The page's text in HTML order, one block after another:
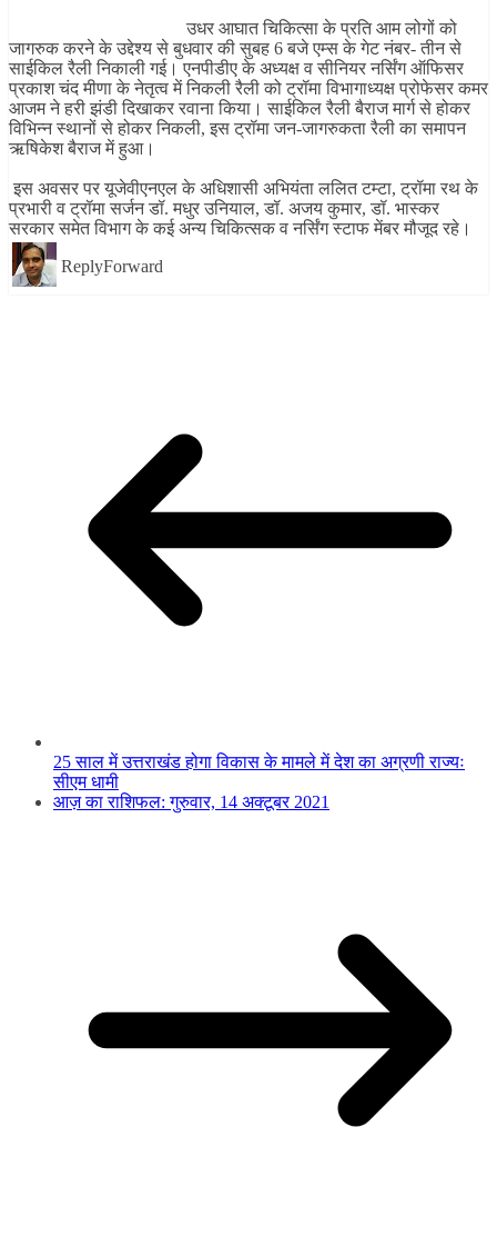
उधर आघात चिकित्सा के प्रति आम लोगों को
जागरुक करने के उद्देश्य से बुधवार की सुबह 6 बजे एम्स के गेट नंबर- तीन से
साईकिल रैली निकाली गई। एनपीडीए के अध्यक्ष व सीनियर नर्सिंग ऑफिसर
प्रकाश चंद मीणा के नेतृत्व में निकली रैली को ट्रॉमा विभागाध्यक्ष प्रोफेसर कमर
आजम ने हरी झंडी दिखाकर रवाना किया। साईकिल रैली बैराज मार्ग से होकर
विभिन्न स्थानों से होकर निकली, इस ट्रॉमा जन-जागरुकता रैली का समापन
ऋषिकेश बैराज में हुआ।
इस अवसर पर यूजेवीएनएल के अधिशासी अभियंता ललित टम्टा, ट्रॉमा रथ के
प्रभारी व ट्रॉमा सर्जन डॉ. मधुर उनियाल, डॉ. अजय कुमार, डॉ. भास्कर
सरकार समेत विभाग के कई अन्य चिकित्सक व नर्सिंग स्टाफ मेंबर मौजूद रहे।
ReplyForward
25 साल में उत्तराखंड होगा विकास के मामले में देश का अग्रणी राज्यः
सीएम धामी
आज़ का राशिफल: गुरुवार, 14 अक्टूबर 2021